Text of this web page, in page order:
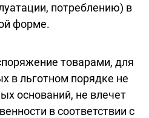
потреблению) в
форме.
товарами, для
в льготном порядке не
оснований, не влечет
в соответствии с